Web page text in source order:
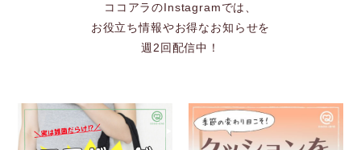
ココアラのInstagramでは、
お役立ち情報やお得なお知らせを
週2回配信中！